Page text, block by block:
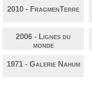
2010 - FragmenTerre
2006 - Lignes du
monde
1971 - Galerie Nahum